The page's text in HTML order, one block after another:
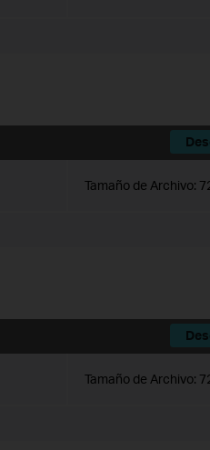
Tamaño de Archivo:
Tamaño de Archivo: